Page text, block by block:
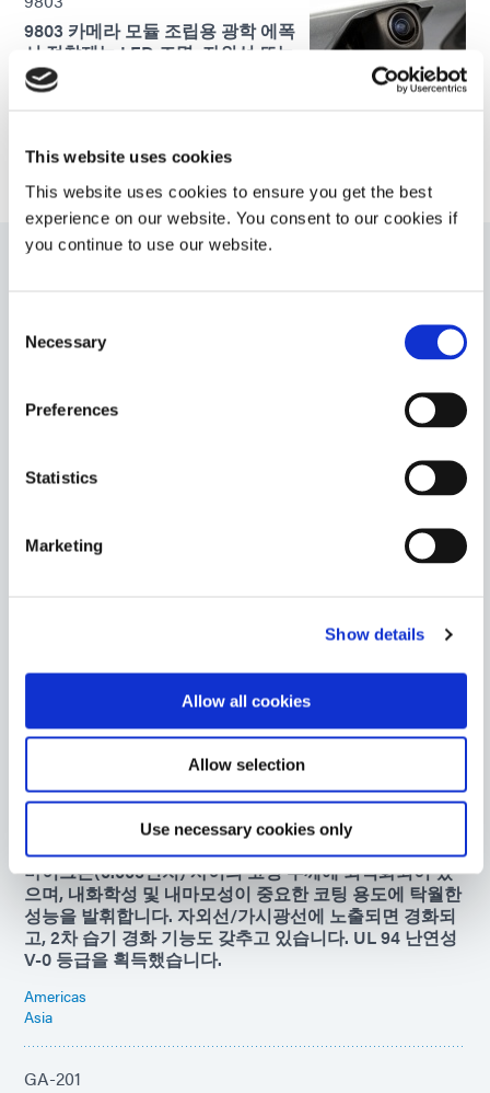
This website uses cookies
This website uses cookies to ensure you get the best
experience on our website. You consent to our cookies if
you continue to use our website.
Selection
Necessary
Preferences
Statistics
Marketing
Show details
Allow all cookies
Allow selection
Use necessary cookies only
9803 카메라 모듈 조립용 광학 에폭
시 접착제는 LED 조명, 자외선 또는
열로 경화됩니다.
최대 0.254mm(0.010인치)의 코팅 두께로 우수한 회로 보
호를 위해 설계된 형광 컨포멀 코팅입니다. 이 제품은 먼저
도 경화로 경화됩니다. UL 94 가연성 V-0 등급.
칩온보드 또는 칩온플렉스 인쇄 회로 기판 애플리케이션
에서 신속한 칩 캡슐화를 위한 UV 경화 접착제. 이 캡슐화
Americas
이 제품은 음영 영역이 문제가 되는 고밀도 PCB에서 완벽
한 경화를 보장하도록 제조되었습니다. TPO 및 PIP 3:1이
함유되지 않은 이 제품은 25마이크론(0.001인치)에서 127
마이크론(0.005인치) 사이의 코팅 두께에 최적화되어 있
으며, 내화학성 및 내마모성이 중요한 코팅 용도에 탁월한
성능을 발휘합니다. 자외선/가시광선에 노출되면 경화되
고, 2차 습기 경화 기능도 갖추고 있습니다. UL 94 난연성
V-0 등급을 획득했습니다.
Americas
Asia
GA-201